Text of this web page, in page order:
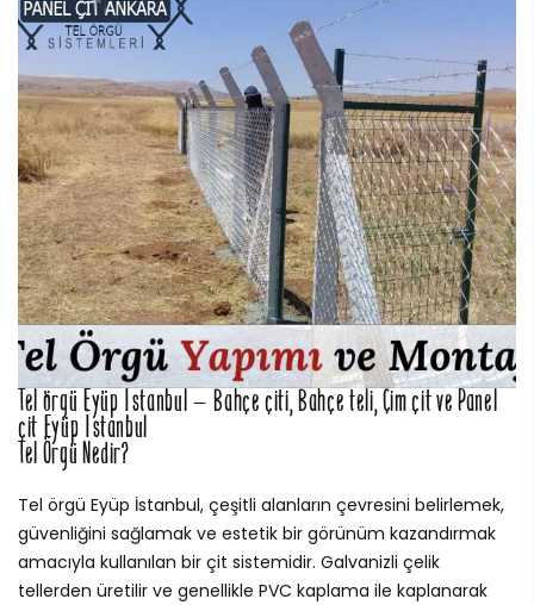
Tel örgü Eyüp İstanbul – Bahçe çiti, Bahçe teli, Çim çit ve Panel
çit Eyüp İstanbul
Tel Örgü Nedir?
Tel örgü Eyüp İstanbul, çeşitli alanların çevresini belirlemek,
güvenliğini sağlamak ve estetik bir görünüm kazandırmak
amacıyla kullanılan bir çit sistemidir. Galvanizli çelik
tellerden üretilir ve genellikle PVC kaplama ile kaplanarak